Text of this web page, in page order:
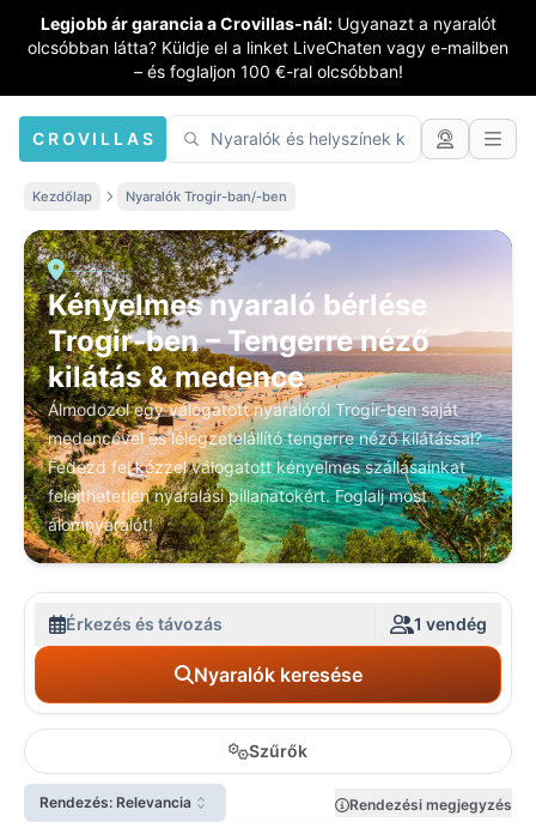
Legjobb ár garancia a Crovillas-nál: Ugyanazt a nyaralót
olcsóbban látta? Küldje el a linket LiveChaten vagy e-mailben
– és foglaljon 100 €-ral olcsóbban!
CROVILLAS
Kezdőlap Nyaralók Trogir-ban/-ben
Kényelmes nyaraló bérlése
Trogir-ben – Tengerre néző
kilátás & medence
Álmodozol egy válogatott nyaralóról Trogir-ben saját
medencével és lélegzetelállító tengerre néző kilátással?
Fedezd fel kézzel válogatott kényelmes szállásainkat
felejthetetlen nyaralási pillanatokért. Foglalj most
álomnyaralót!
Érkezés és távozás 1 vendég
Nyaralók keresése
Szűrők
Rendezés: Relevancia
Rendezési megjegyzés